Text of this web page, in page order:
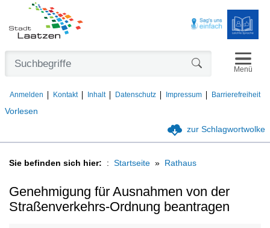
Vorlesen
Anmelden Kontakt Inhalt Datenschutz Impressum Barrierefreiheit
Menü
zur Schlagwortwolke
Sie befinden sich hier: Startseite Rathaus
Genehmigung für Ausnahmen von der
Straßenverkehrs-Ordnung beantragen